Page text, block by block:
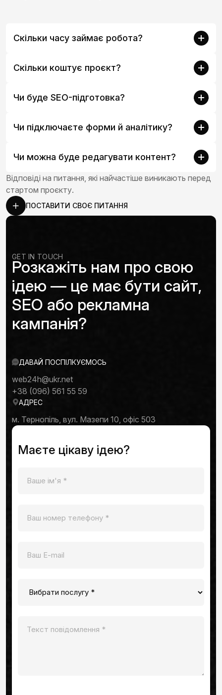
Відповіді на питання, які найчастіше виникають перед
стартом проєкту.
ПОСТАВИТИ СВОЄ ПИТАННЯ
Скільки часу займає робота?
Скільки коштує проєкт?
Чи буде SEO-підготовка?
Чи підключаєте форми й аналітику?
Чи можна буде редагувати контент?
GET IN TOUCH
Розкажіть нам про свою
ідею — це має бути сайт,
SEO або рекламна
кампанія?
ДАВАЙ ПОСПІЛКУЄМОСЬ
web24h@ukr.net
+38 (096) 561 55 59
АДРЕС
м. Тернопіль, вул. Мазепи 10, офіс 503
Маєте цікаву ідею?